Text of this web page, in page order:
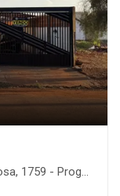
Rio Brilhante-MS